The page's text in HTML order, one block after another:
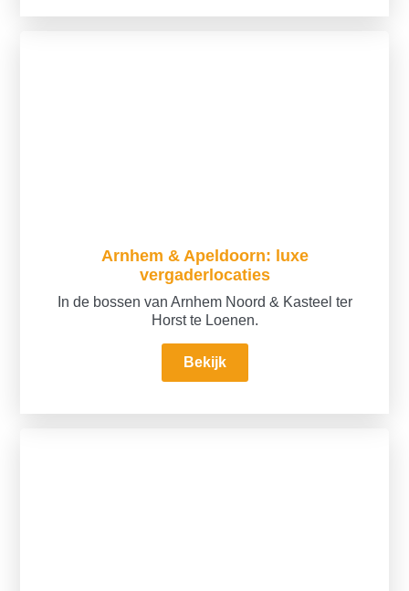
Arnhem & Apeldoorn: luxe
vergaderlocaties
In de bossen van Arnhem Noord & Kasteel ter
Horst te Loenen.
Bekijk